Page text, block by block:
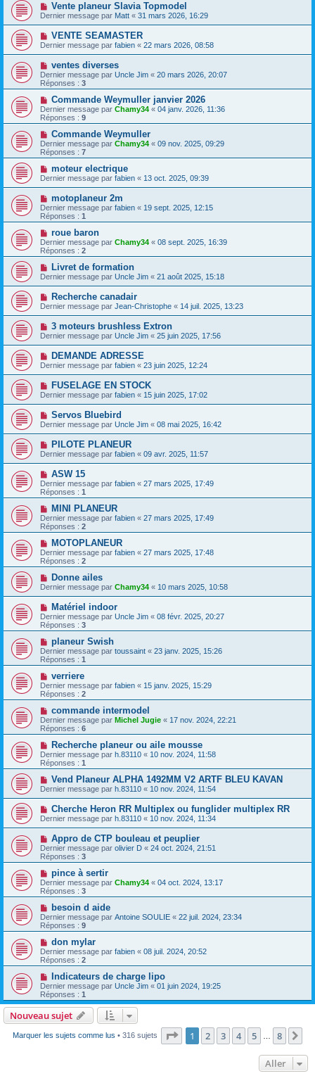
Vente planeur Slavia Topmodel
Dernier message par Matt « 31 mars 2026, 16:29
VENTE SEAMASTER
Dernier message par fabien « 22 mars 2026, 08:58
ventes diverses
Dernier message par Uncle Jim « 20 mars 2026, 20:07
Réponses : 3
Commande Weymuller janvier 2026
Dernier message par Chamy34 « 04 janv. 2026, 11:36
Réponses : 9
Commande Weymuller
Dernier message par Chamy34 « 09 nov. 2025, 09:29
Réponses : 7
moteur electrique
Dernier message par fabien « 13 oct. 2025, 09:39
motoplaneur 2m
Dernier message par fabien « 19 sept. 2025, 12:15
Réponses : 1
roue baron
Dernier message par Chamy34 « 08 sept. 2025, 16:39
Réponses : 2
Livret de formation
Dernier message par Uncle Jim « 21 août 2025, 15:18
Recherche canadair
Dernier message par Jean-Christophe « 14 juil. 2025, 13:23
3 moteurs brushless Extron
Dernier message par Uncle Jim « 25 juin 2025, 17:56
DEMANDE ADRESSE
Dernier message par fabien « 23 juin 2025, 12:24
FUSELAGE EN STOCK
Dernier message par fabien « 15 juin 2025, 17:02
Servos Bluebird
Dernier message par Uncle Jim « 08 mai 2025, 16:42
PILOTE PLANEUR
Dernier message par fabien « 09 avr. 2025, 11:57
ASW 15
Dernier message par fabien « 27 mars 2025, 17:49
Réponses : 1
MINI PLANEUR
Dernier message par fabien « 27 mars 2025, 17:49
Réponses : 2
MOTOPLANEUR
Dernier message par fabien « 27 mars 2025, 17:48
Réponses : 2
Donne ailes
Dernier message par Chamy34 « 10 mars 2025, 10:58
Matériel indoor
Dernier message par Uncle Jim « 08 févr. 2025, 20:27
Réponses : 3
planeur Swish
Dernier message par toussaint « 23 janv. 2025, 15:26
Réponses : 1
verriere
Dernier message par fabien « 15 janv. 2025, 15:29
Réponses : 2
commande intermodel
Dernier message par Michel Jugie « 17 nov. 2024, 22:21
Réponses : 6
Recherche planeur ou aile mousse
Dernier message par h.83110 « 10 nov. 2024, 11:58
Réponses : 1
Vend Planeur ALPHA 1492MM V2 ARTF BLEU KAVAN
Dernier message par h.83110 « 10 nov. 2024, 11:54
Cherche Heron RR Multiplex ou funglider multiplex RR
Dernier message par h.83110 « 10 nov. 2024, 11:34
Appro de CTP bouleau et peuplier
Dernier message par olivier D « 24 oct. 2024, 21:51
Réponses : 3
pince à sertir
Dernier message par Chamy34 « 04 oct. 2024, 13:17
Réponses : 3
besoin d aide
Dernier message par Antoine SOULIE « 22 juil. 2024, 23:34
Réponses : 9
don mylar
Dernier message par fabien « 08 juil. 2024, 20:52
Réponses : 2
Indicateurs de charge lipo
Dernier message par Uncle Jim « 01 juin 2024, 19:25
Réponses : 1
Nouveau sujet
Marquer les sujets comme lus • 316 sujets Page 1sur8
1 2 3 4 5 8
Aller